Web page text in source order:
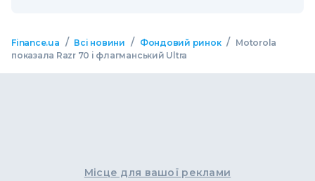
Finance.ua / Всі новини / Фондовий ринок / Motorola
показала Razr 70 і флагманський Ultra
Місце для вашої реклами